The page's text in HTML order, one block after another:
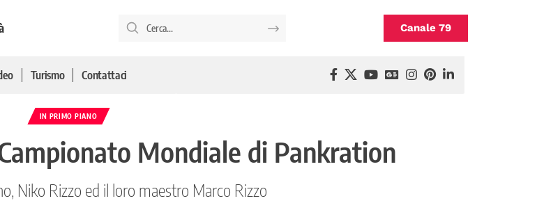
Canale 79
Turismo Contattaci
IN PRIMO PIANO
Mondiale di Pankration
Niko Rizzo ed il loro maestro Marco Rizzo